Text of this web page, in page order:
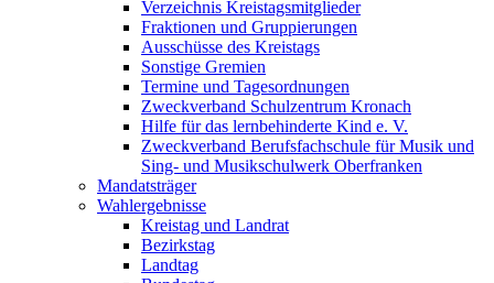
Verzeichnis Kreistagsmitglieder
Fraktionen und Gruppierungen
Ausschüsse des Kreistags
Sonstige Gremien
Termine und Tagesordnungen
Zweckverband Schulzentrum Kronach
Hilfe für das lernbehinderte Kind e. V.
Zweckverband Berufsfachschule für Musik und
Sing- und Musikschulwerk Oberfranken
Mandatsträger
Wahlergebnisse
Kreistag und Landrat
Bezirkstag
Landtag